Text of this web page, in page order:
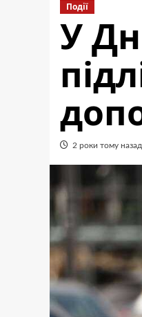
Події
У
2 роки тому назад